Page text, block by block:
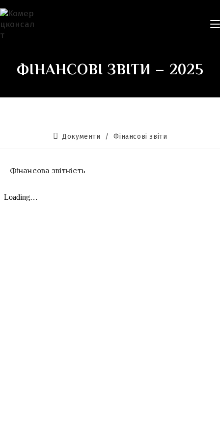
ФІНАНСОВІ ЗВІТИ – 2025
Документи / Фінансові звіти
Фінансова звітність